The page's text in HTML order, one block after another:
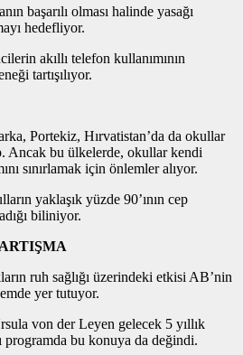
başarılı olması halinde yasağı
hedefliyor.
akıllı telefon kullanımının
tartışılıyor.
Portekiz, Hırvatistan’da da okullar
Ancak bu ülkelerde, okullar kendi
sınırlamak için önlemler alıyor.
yaklaşık yüzde 90’ının cep
biliniyor.
ruh sağlığı üzerindeki etkisi AB’nin
yer tutuyor.
von der Leyen gelecek 5 yıllık
programda bu konuya da değindi.